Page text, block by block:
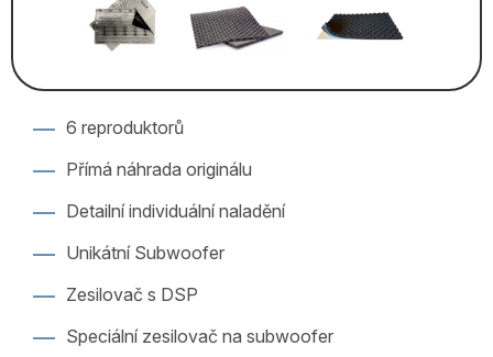
6 reproduktorů
Přímá náhrada originálu
Detailní individuální naladění
Unikátní Subwoofer
Zesilovač s DSP
Speciální zesilovač na subwoofer